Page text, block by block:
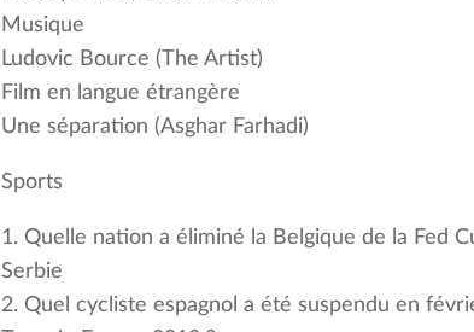
Musique
Ludovic Bource (The Artist)
Film en langue étrangère
Une séparation (Asghar Farhadi)
Sports
1. Quelle nation a éliminé la Belgique de la Fed
Serbie
2. Quel cycliste espagnol a été suspendu en